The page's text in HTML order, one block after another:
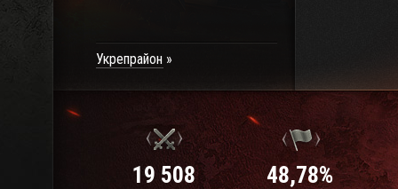
Укрепрайон
19 508 48,78%